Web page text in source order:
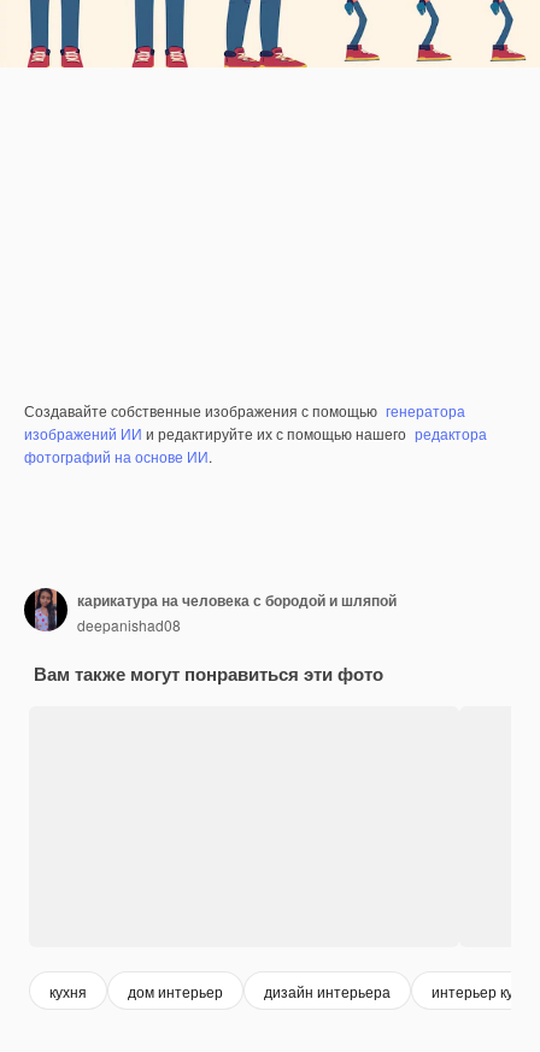
Создавайте собственные изображения с помощью генератора
изображений ИИ и редактируйте их с помощью нашего редактора
фотографий на основе ИИ.
карикатура на человека с бородой и шляпой
deepanishad08
Вам также могут понравиться эти фото
кухня дом интерьер дизайн интерьера интерьер кухни